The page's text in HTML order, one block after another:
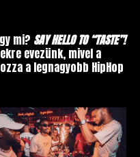
mi? SAY HELLO TO “TASTE”!
evezünk, mivel a
a legnagyobb HipHop